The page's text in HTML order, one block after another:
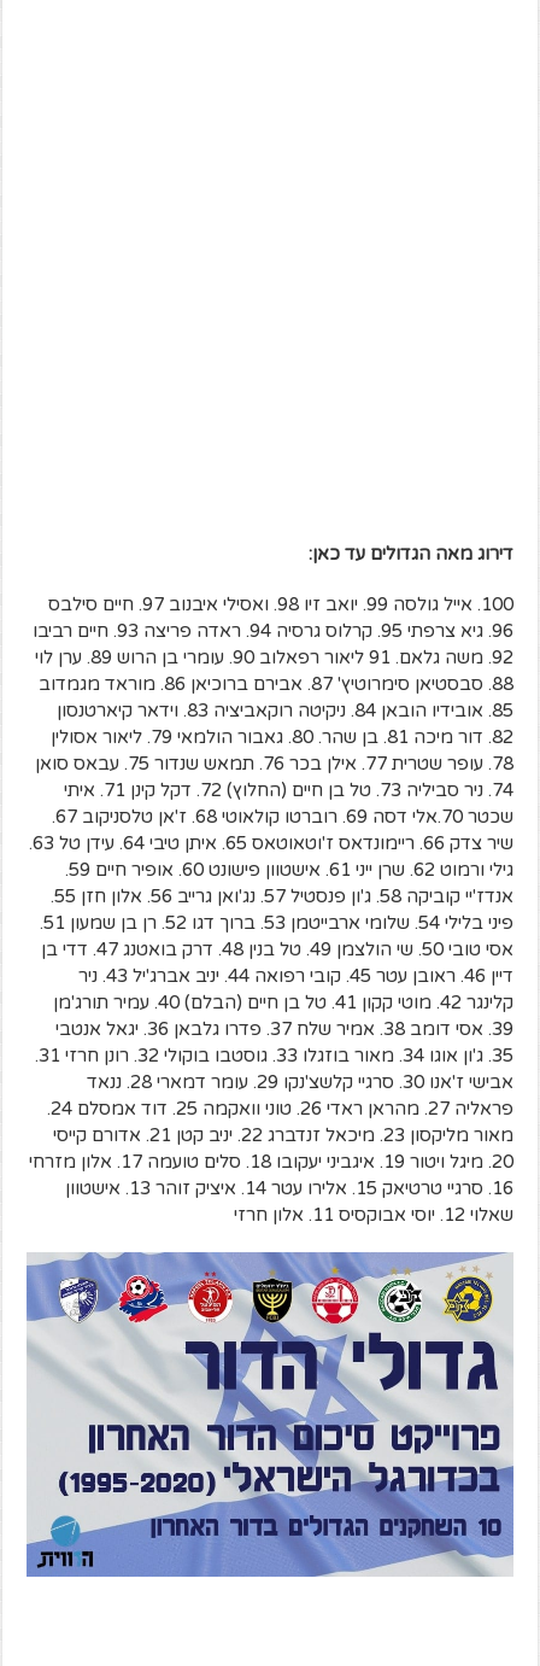
דירוג מאה הגדולים עד כאן:
100. אייל גולסה 99. יואב זיו 98. ואסילי איבנוב 97. חיים סילבס
96. גיא צרפתי 95. קרלוס גרסיה 94. ראדה פריצה 93. חיים רביבו
92. משה גלאם. 91 ליאור רפאלוב 90. עומרי בן הרוש 89. ערן לוי
88. סבסטיאן סימרוטיץ' 87. אבירם ברוכיאן 86. מוראד מגמדוב
85. אובידיו הובאן 84. ניקיטה רוקאביציה 83. וידאר קיארטנסון
82. דור מיכה 81. בן שהר. 80. גאבור הולמאי 79. ליאור אסולין
78. עופר שטרית 77. אילן בכר 76. תמאש שנדור 75. עבאס סואן
74. ניר סביליה 73. טל בן חיים (החלוץ) 72. דקל קינן 71. איתי
שכטר 70.אלי דסה 69. רוברטו קולאוטי 68. ז'אן טלסניקוב 67.
שיר צדק 66. ריימונדאס ז'וטאוטאס 65. איתן טיבי 64. עידן טל 63.
גילי ורמוט 62. שרן ייני 61. אישטוון פישונט 60. אופיר חיים 59.
אנדז'יי קוביקה 58. ג'ון פנסטיל 57. נג'ואן גרייב 56. אלון חזן 55.
פיני בלילי 54. שלומי ארבייטמן 53. ברוך דגו 52. רן בן שמעון 51.
אסי טובי 50. שי הולצמן 49. טל בנין 48. דרק בואטנג 47. דדי בן
דיין 46. ראובן עטר 45. קובי רפואה 44. יניב אברג'יל 43. ניר
קלינגר 42. מוטי קקון 41. טל בן חיים (הבלם) 40. עמיר תורג'מן
39. אסי דומב 38. אמיר שלח 37. פדרו גלבאן 36. יגאל אנטבי
35. ג'ון אוגו 34. מאור בוזגלו 33. גוסטבו בוקולי 32. רונן חרזי 31.
אבישי ז'אנו 30. סרגיי קלשצ'נקו 29. עומר דמארי 28. ננאד
פראליה 27. מהראן ראדי 26. טוני וואקמה 25. דוד אמסלם 24.
מאור מליקסון 23. מיכאל זנדברג 22. יניב קטן 21. אדורם קייסי
20. מיגל ויטור 19. איגביני יעקובו 18. סלים טועמה 17. אלון מזרחי
16. סרגיי טרטיאק 15. אלירו עטר 14. איציק זוהר 13. אישטוון
שאלוי 12. יוסי אבוקסיס 11. אלון חרזי